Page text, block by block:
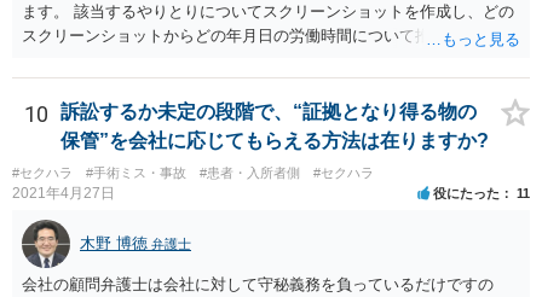
ます。 該当するやりとりについてスクリーンショットを作成し、どの
スクリーンショットからどの年月日の労働時間について推定できるか
10
訴訟するか未定の段階で、“証拠となり得る物の
保管”を会社に応じてもらえる方法は在りますか?
#セクハラ #手術ミス・事故 #患者・入所者側 #セクハラ
2021年4月27日 役にたった 11
木野 博徳 弁護士
会社の顧問弁護士は会社に対して守秘義務を負っているだけですの